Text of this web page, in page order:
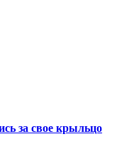
за свое крыльцо